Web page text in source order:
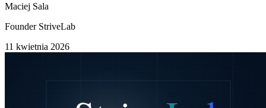
Maciej Sala
Founder StriveLab
11 kwietnia 2026